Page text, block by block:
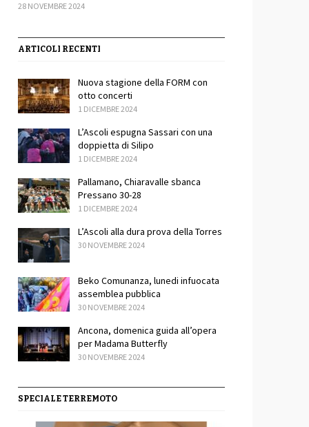
Condividi
28 NOVEMBRE 2024
ARTICOLI RECENTI
Nuova stagione della FORM con
otto concerti
1 DICEMBRE 2024
L’Ascoli espugna Sassari con una
doppietta di Silipo
1 DICEMBRE 2024
Pallamano, Chiaravalle sbanca
Pressano 30-28
1 DICEMBRE 2024
L’Ascoli alla dura prova della Torres
30 NOVEMBRE 2024
Beko Comunanza, lunedi infuocata
assemblea pubblica
30 NOVEMBRE 2024
Ancona, domenica guida all’opera
per Madama Butterfly
30 NOVEMBRE 2024
SPECIALE TERREMOTO